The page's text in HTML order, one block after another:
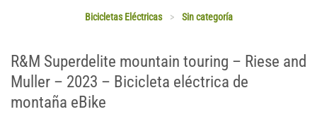
Bicicletas Eléctricas > Sin categoría
R&M Superdelite mountain touring – Riese and
Muller – 2023 – Bicicleta eléctrica de
montaña eBike